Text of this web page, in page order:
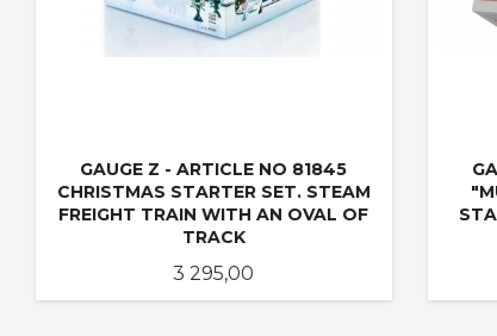
GAUGE Z - ARTICLE NO 81845
CHRISTMAS STARTER SET. STEAM
FREIGHT TRAIN WITH AN OVAL OF
TRACK
Pris
3 295,00